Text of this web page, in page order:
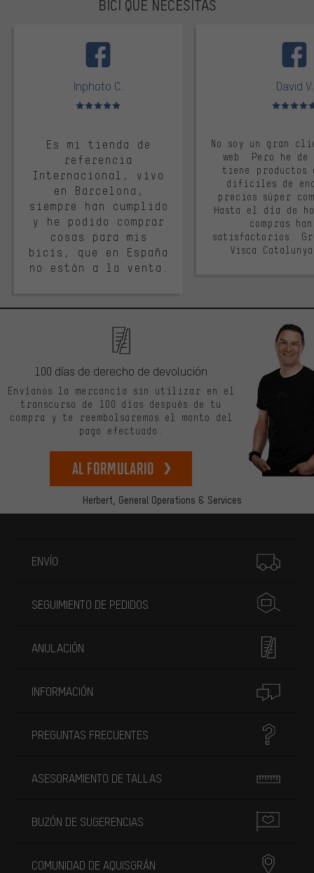
BICI QUE NECESITAS
Inphoto C.
Valoración media: 5 de 5
Es mi tienda de
referencia
Internacional, vivo
en Barcelona,
siempre han cumplido
y he podido comprar
cosas para mis
bicis, que en España
no están a la venta.
David V.
Valoración
No soy un gran
web. Pero he
tiene productos
difíciles de
precios súper
Hasta el día de
compras
satisfactorios.
Visca
Herbert, General Operations & Services
100 días de derecho de devolución
Envíanos la mercancía sin utilizar en el
transcurso de 100 días después de tu
compra y te reembolsaremos el monto del
pago efectuado.
Al formulario
ENVÍO
SEGUIMIENTO DE PEDIDOS
ANULACIÓN
INFORMACIÓN
PREGUNTAS FRECUENTES
ASESORAMIENTO DE TALLAS
BUZÓN DE SUGERENCIAS
COMUNIDAD DE AQUISGRÁN